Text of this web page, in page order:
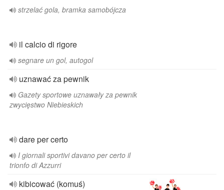
strzelać gola, bramka samobójcza
il calcio di rigore
segnare un gol, autogol
uznawać za pewnik
Gazety sportowe uznawały za pewnik
zwycięstwo Niebieskich
dare per certo
I giornali sportivi davano per certo il
trionfo di Azzurri
kibicować (komuś)